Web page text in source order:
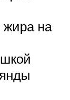
жира на